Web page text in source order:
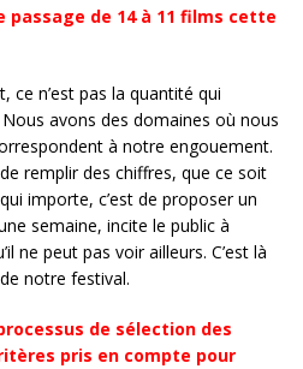
passage de 14 à 11 films cette
ce n’est pas la quantité qui
avons des domaines où nous
à notre engouement.
remplir des chiffres, que ce soit
importe, c’est de proposer un
semaine, incite le public à
ne peut pas voir ailleurs. C’est là
notre festival.
de sélection des
pris en compte pour